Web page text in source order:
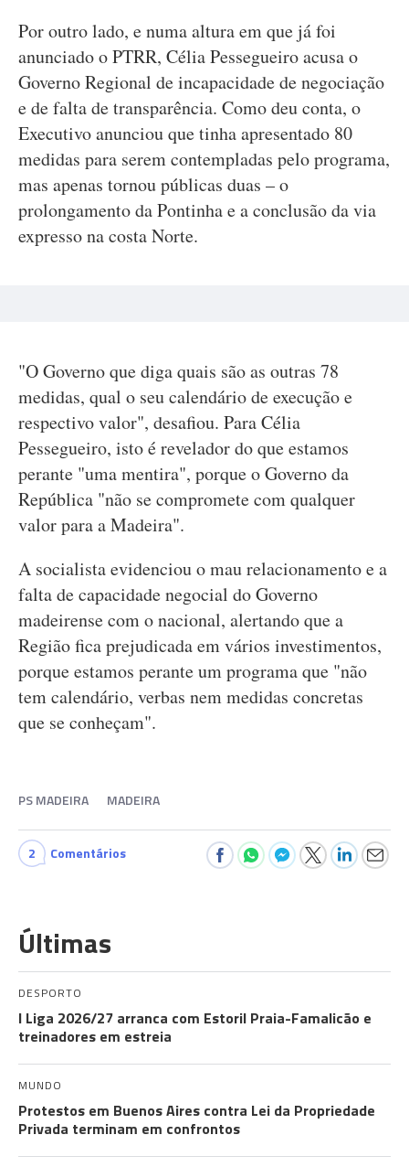
Por outro lado, e numa altura em que já foi
anunciado o PTRR, Célia Pessegueiro acusa o
Governo Regional de incapacidade de negociação
e de falta de transparência. Como deu conta, o
Executivo anunciou que tinha apresentado 80
medidas para serem contempladas pelo programa,
mas apenas tornou públicas duas – o
prolongamento da Pontinha e a conclusão da via
expresso na costa Norte.
"O Governo que diga quais são as outras 78
medidas, qual o seu calendário de execução e
respectivo valor", desafiou. Para Célia
Pessegueiro, isto é revelador do que estamos
perante "uma mentira", porque o Governo da
República "não se compromete com qualquer
valor para a Madeira".
A socialista evidenciou o mau relacionamento e a
falta de capacidade negocial do Governo
madeirense com o nacional, alertando que a
Região fica prejudicada em vários investimentos,
porque estamos perante um programa que "não
tem calendário, verbas nem medidas concretas
que se conheçam".
PS MADEIRA MADEIRA
2 Comentários
Últimas
DESPORTO
I Liga 2026/27 arranca com Estoril Praia-Famalicão e
treinadores em estreia
MUNDO
Protestos em Buenos Aires contra Lei da Propriedade
Privada terminam em confrontos